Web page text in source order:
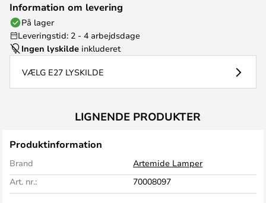
Information om levering
På lager
Leveringstid: 2 - 4 arbejdsdage
Ingen lyskilde inkluderet
VÆLG E27 LYSKILDE
LIGNENDE PRODUKTER
Produktinformation
Brand
Artemide Lamper
Art. nr.:
70008097